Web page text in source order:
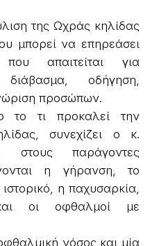
της Ωχράς κηλίδας
μπορεί να επηρεάσει
απαιτείται για
διάβασμα, οδήγηση,
προσώπων.
το τι προκαλεί την
συνεχίζει ο κ.
στους παράγοντες
η γήρανση, το
η παχυσαρκία,
οι οφθαλμοί με
νόσος και μία